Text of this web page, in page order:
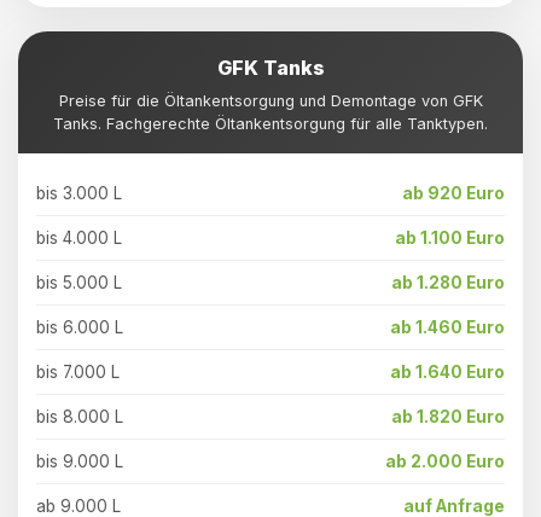
GFK Tanks
Preise für die Öltankentsorgung und Demontage von GFK
Tanks. Fachgerechte Öltankentsorgung für alle Tanktypen.
bis 3.000 L ab 920 Euro
bis 4.000 L ab 1.100 Euro
bis 5.000 L ab 1.280 Euro
bis 6.000 L ab 1.460 Euro
bis 7.000 L ab 1.640 Euro
bis 8.000 L ab 1.820 Euro
bis 9.000 L ab 2.000 Euro
ab 9.000 L auf Anfrage